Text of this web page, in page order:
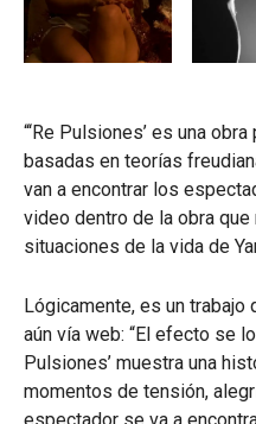
“‘Re Pulsiones’ es una
basadas en teorías
van a encontrar los
video dentro de la obra
situaciones de la vida de
Lógicamente, es un trabajo
aún vía web: “El efecto se
Pulsiones’ muestra una
momentos de tensión,